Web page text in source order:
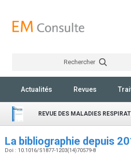
Rechercher
Actualités Revues
REVUE DES MALADIES
La bibliographie depuis
Doi : 10.1016/S1877-1203(14)70579-8